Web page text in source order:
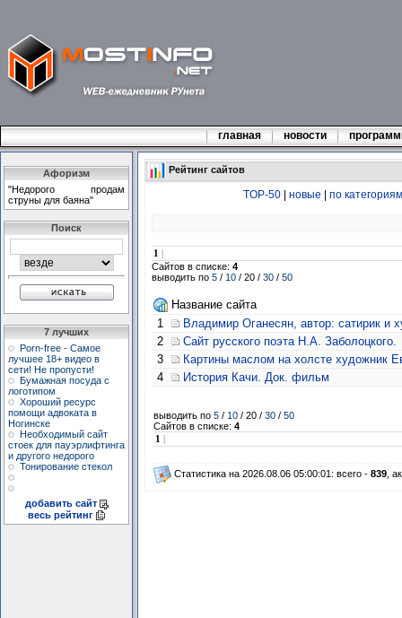
главная новости
Афоризм
"Hедоpого пpодам
стpуны для баяна"
Поиск
7 лучших
Porn-free - Самое
лучшее 18+ видео в
сети! Не пропусти!
Бумажная посуда с
логотипом
Хороший ресурс
помощи адвоката в
Ногинске
Необходимый сайт
стоек для пауэрлифтинга
и другого недорого
Тонирование стекол
добавить сайт
весь рейтинг
Рейтинг сайтов
TOP-50| новые по категориям
1
Сайтов в списке: 4
выводить по 5/ 10/ 20 / 30/ 50
Название сайта
1
Владимир Оганесян, автор: сатирик и
2
Сайт русского поэта Н.А. Заболоцкого.
3
Картины маслом на холсте художник
4
История Качи. Док. фильм
выводить по 5/ 10/ 20 / 30/ 50
Сайтов в списке: 4
1
Статистика на 2026.08.06 05:00:01: всего - 839,